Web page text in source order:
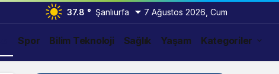
37.8 ° Şanlıurfa 7 Ağustos 2026, Cum
Spor Bilim Teknoloji Sağlık Yaşam Kategoriler